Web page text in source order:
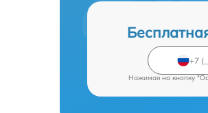
Нажимая на кнопку